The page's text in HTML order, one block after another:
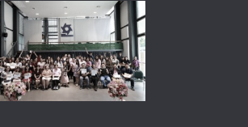
CIT KM Showcase
2025 : Knowledge
Showing and
Sharing ครั้งที่ 3